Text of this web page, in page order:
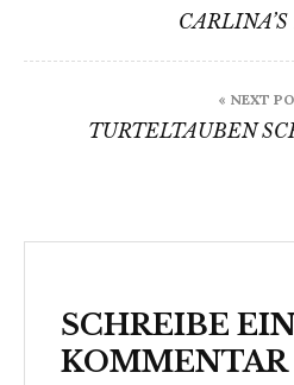
CARLINA’S
« NEXT
TURTELTAUBEN
SCHREIBE
KOMMENTAR